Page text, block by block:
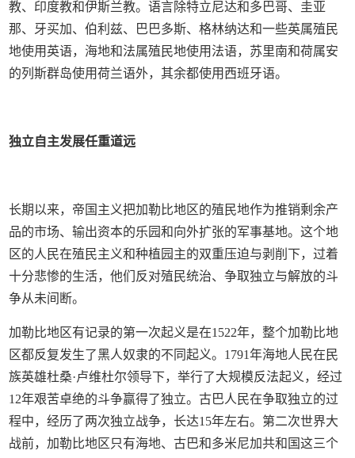
教、印度教和伊斯兰教。语言除特立尼达和多巴哥、圭亚
那、牙买加、伯利兹、巴巴多斯、格林纳达和一些英属殖民
地使用英语，海地和法属殖民地使用法语，苏里南和荷属安
的列斯群岛使用荷兰语外，其余都使用西班牙语。
独立自主发展任重道远
长期以来，帝国主义把加勒比地区的殖民地作为推销剩余产
品的市场、输出资本的乐园和向外扩张的军事基地。这个地
区的人民在殖民主义和种植园主的双重压迫与剥削下，过着
十分悲惨的生活，他们反对殖民统治、争取独立与解放的斗
争从未间断。
加勒比地区有记录的第一次起义是在1522年，整个加勒比地
区都反复发生了黑人奴隶的不同起义。1791年海地人民在民
族英雄杜桑·卢维杜尔领导下，举行了大规模反法起义，经过
12年艰苦卓绝的斗争赢得了独立。古巴人民在争取独立的过
程中，经历了两次独立战争，长达15年左右。第二次世界大
战前，加勒比地区只有海地、古巴和多米尼加共和国这三个